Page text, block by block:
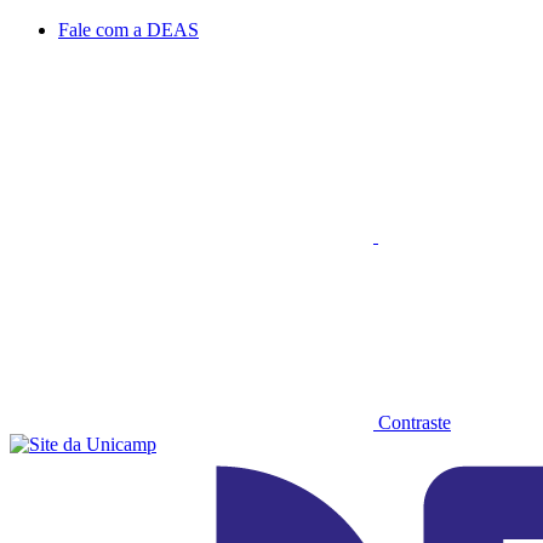
Conteúdo principal Menu principal
Fale com a DEAS
Contraste